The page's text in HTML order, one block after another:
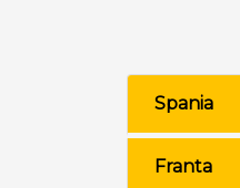
Spania
Franta